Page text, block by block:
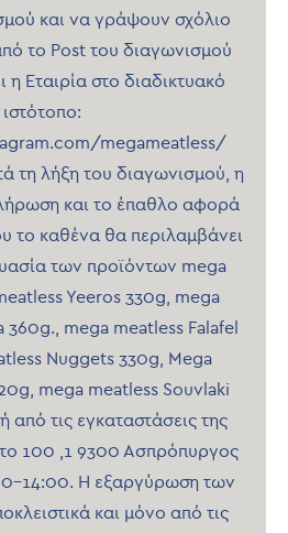
και να γράψουν σχόλιο
το Post του διαγωνισμού
Eταιρία στο διαδικτυακό
ιστότοπο:
megameatless/
λήξη του διαγωνισμού, η
και το έπαθλο αφορά
το καθένα θα περιλαμβάνει
των προϊόντων mega
Yeeros 330g, mega
360g., mega meatless Falafel
Nuggets 330g, Mega
mega meatless Souvlaki
τις εγκαταστάσεις της
100 ,1 9300 Ασπρόπυργος
14:00. Η εξαργύρωση των
και μόνο από τις